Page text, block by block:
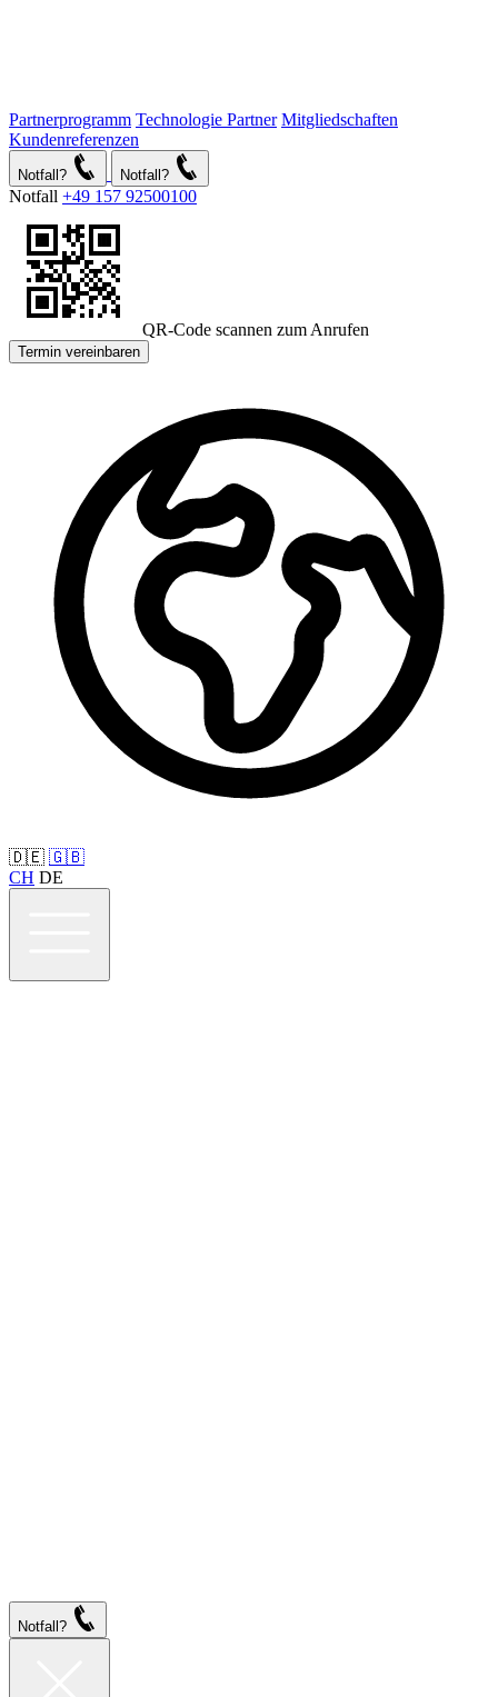
Partnerprogramm Technologie Partner Mitgliedschaften
Kundenreferenzen
Notfall? Notfall?
Notfall +49 157 92500100
QR-Code scannen zum Anrufen
Termin vereinbaren
🇩🇪 🇬🇧
CH DE
Notfall?